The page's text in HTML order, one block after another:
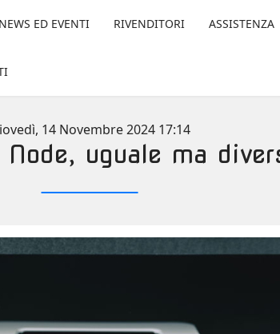
NEWS ED EVENTI RIVENDITORI ASSISTENZA
14 Novembre 2024 17:14
Node, uguale ma